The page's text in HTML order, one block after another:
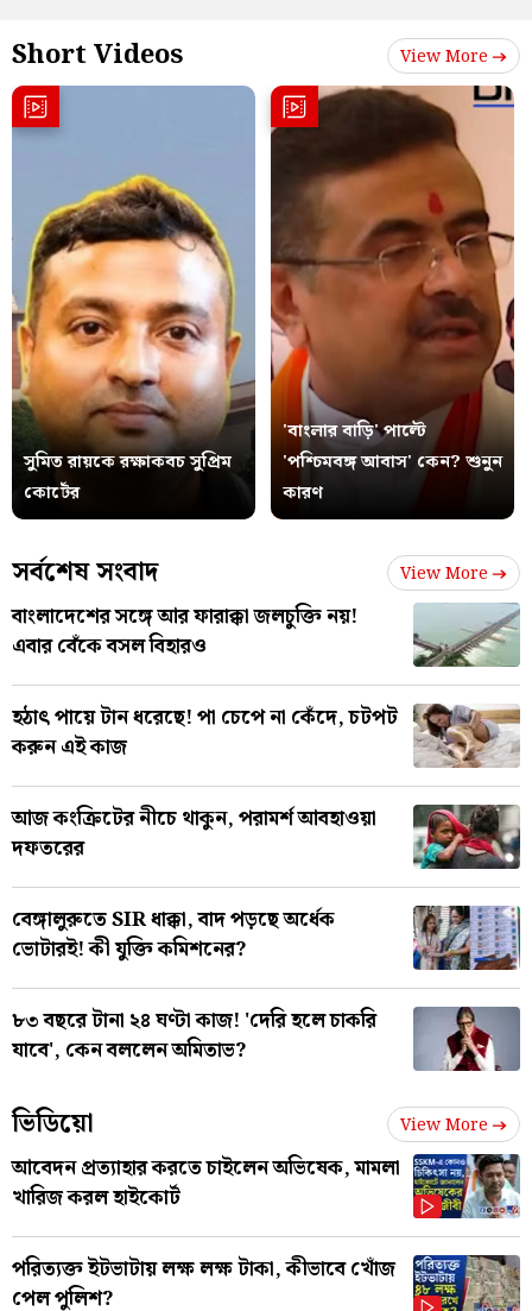
Short Videos View More
সুমিত রায়কে রক্ষাকবচ সুপ্রিম
কোর্টের
'বাংলার বাড়ি' পাল্টে
'পশ্চিমবঙ্গ আবাস' কেন? শুনুন
কারণ
সর্বশেষ সংবাদ View More
বাংলাদেশের সঙ্গে আর ফারাক্কা জলচুক্তি নয়!
এবার বেঁকে বসল বিহারও
হঠাৎ পায়ে টান ধরেছে! পা চেপে না কেঁদে, চটপট
করুন এই কাজ
আজ কংক্রিটের নীচে থাকুন, পরামর্শ আবহাওয়া
দফতরের
বেঙ্গালুরুতে SIR ধাক্কা, বাদ পড়ছে অর্ধেক
ভোটারই! কী যুক্তি কমিশনের?
৮৩ বছরে টানা ২৪ ঘণ্টা কাজ! 'দেরি হলে চাকরি
যাবে', কেন বললেন অমিতাভ?
ভিডিয়ো View More
আবেদন প্রত্যাহার করতে চাইলেন অভিষেক, মামলা
খারিজ করল হাইকোর্ট
পরিত্যক্ত ইটভাটায় লক্ষ লক্ষ টাকা, কীভাবে খোঁজ
পেল পুলিশ?